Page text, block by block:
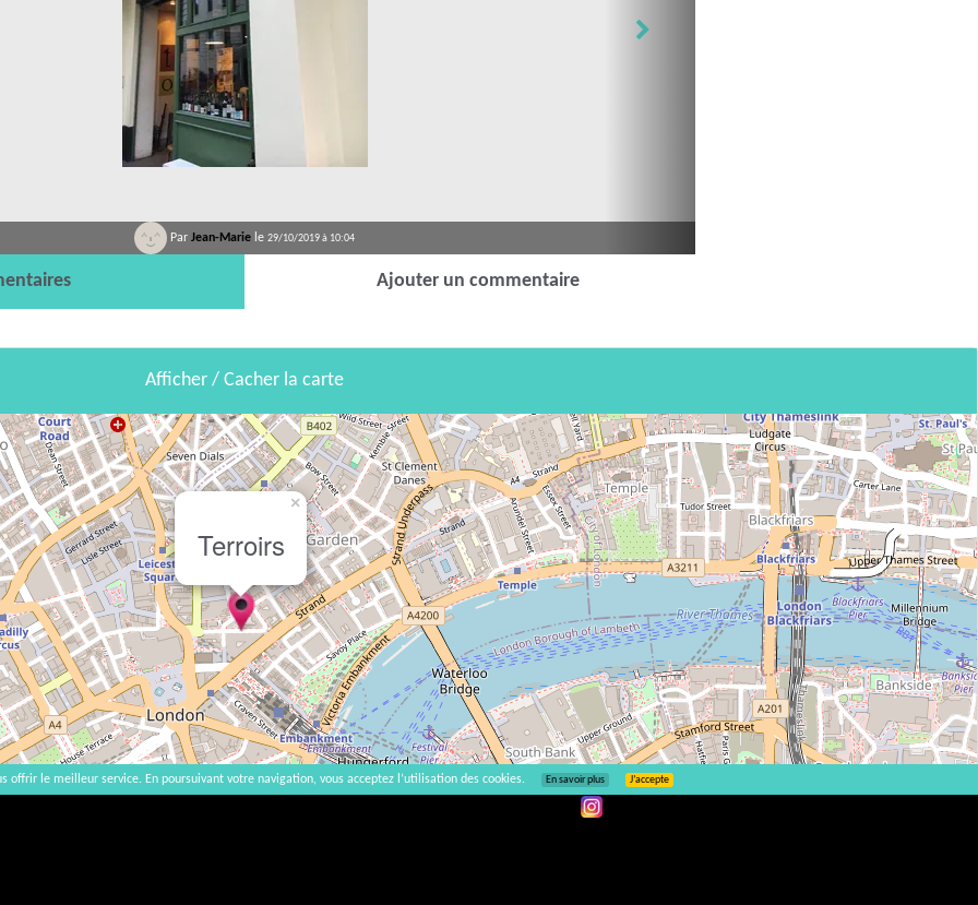
Par Jean-Marie le 29/10/2019 à 10:04
Ajouter un commentaire
Afficher / Cacher la carte
Terroirs
×
offrir le meilleur service. En poursuivant votre navigation, vous acceptez l’utilisation des cookies. En savoir plus J’accepte